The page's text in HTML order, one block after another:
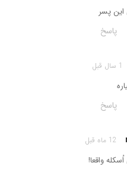
پسر
پاسخ
1 سال قبل
پاسخ
12 ماه قبل
واقعا!